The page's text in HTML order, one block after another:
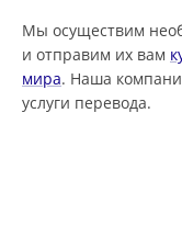
Мы осуществим
и отправим их вам
мира. Наша
услуги перевода.